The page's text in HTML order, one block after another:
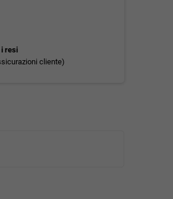
i resi
cliente)